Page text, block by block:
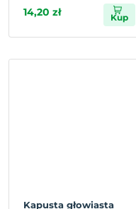
14,20 zł Kup
Kapusta głowiasta